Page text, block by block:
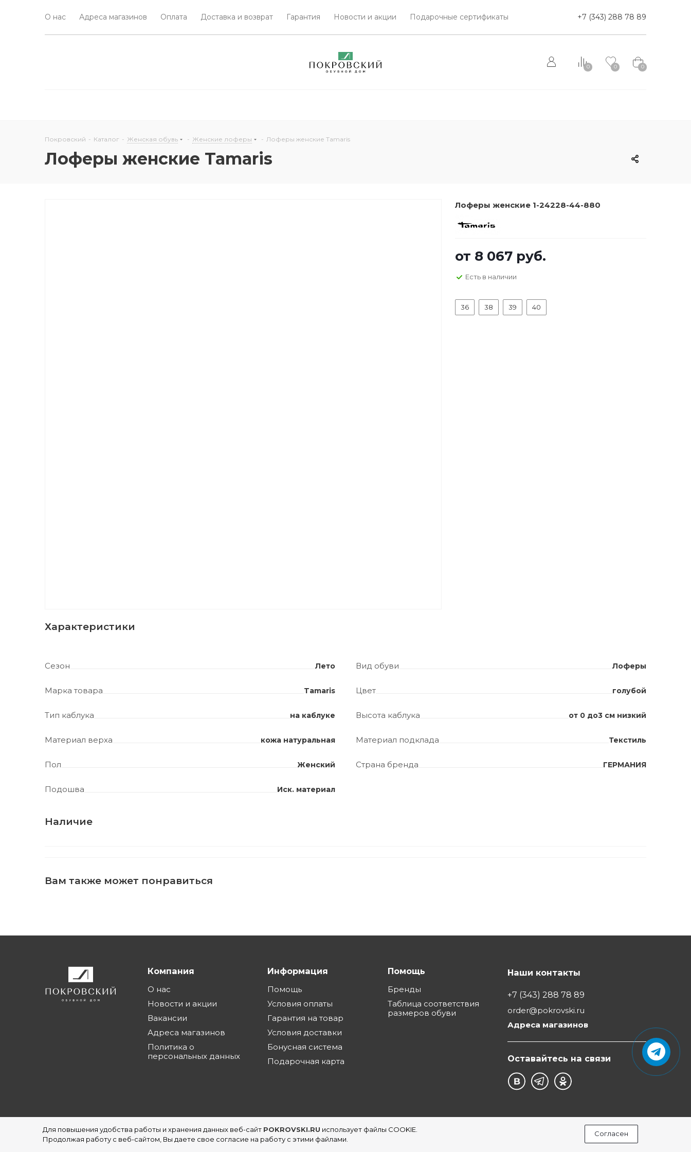
Для повышения удобства работы и хранения данных веб-сайт POKROVSKI.RU использует файлы COOKIE.
Продолжая работу с веб-сайтом, Вы даете свое согласие на работу с этими файлами.
Согласен
О нас Адреса магазинов Оплата Доставка и возврат Гарантия Новости и акции Подарочные сертификаты +7 (343) 288 78 89
0 0 0
Покровский - Каталог - Женская обувь - Женские лоферы - Лоферы женские Tamaris
Лоферы женские Tamaris
Лоферы женские 1-24228-44-880
от 8 067 руб.
Есть в наличии
36 38 39 40
Характеристики
Сезон Лето Вид обуви Лоферы
Марка товара Tamaris Цвет голубой
Тип каблука на каблуке Высота каблука от 0 до3 см низкий
Материал верха кожа натуральная Материал подклада Текстиль
Пол Женский Страна бренда ГЕРМАНИЯ
Подошва Иск. материал
Наличие
Вам также может понравиться
Компания
О нас
Новости и акции
Вакансии
Адреса магазинов
Политика о
персональных данных
Информация
Помощь
Условия оплаты
Гарантия на товар
Условия доставки
Бонусная система
Подарочная карта
Помощь
Бренды
Таблица соответствия
размеров обуви
Наши контакты
+7 (343) 288 78 89
order@pokrovski.ru
Адреса магазинов
Оставайтесь на связи
©1997 - 2026 Обувной Дом "Покровский" - сеть магазинов обуви в Екатеринбурге